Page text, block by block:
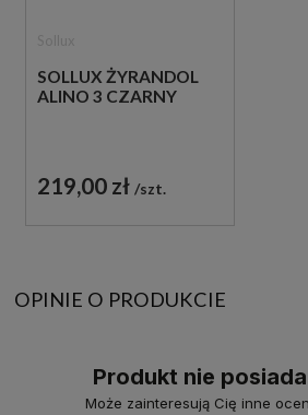
SOLLUX ŻYRANDOL
ALINO 3 CZARNY
219,00 zł szt.
OPINIE O PRODUKCIE
Produkt nie
Może zainteresują Cię inne